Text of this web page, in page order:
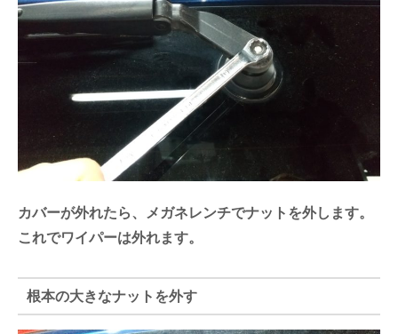
カバーが外れたら、メガネレンチでナットを外します。
これでワイパーは外れます。
根本の大きなナットを外す